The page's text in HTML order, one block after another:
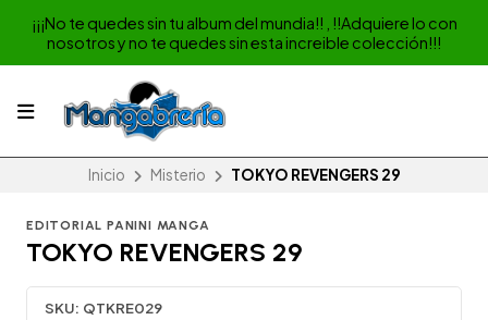
¡¡¡No te quedes sin tu album del mundia!! , !!Adquiere lo con
nosotros y no te quedes sin esta increible colección!!!
Inicio Misterio TOKYO REVENGERS 29
EDITORIAL PANINI MANGA
TOKYO REVENGERS 29
SKU: QTKRE029